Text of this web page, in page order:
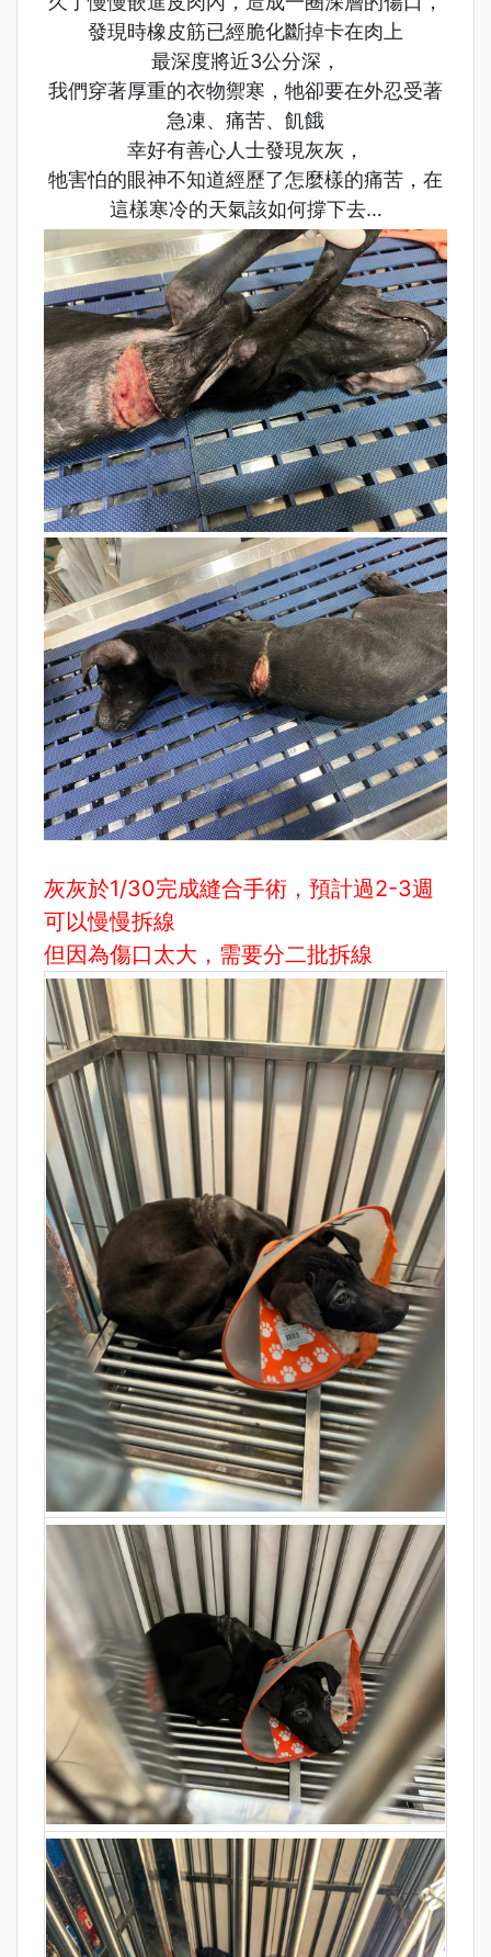
發現時橡皮筋已經脆化斷掉卡在肉上
最深度將近3公分深，
我們穿著厚重的衣物禦寒，牠卻要在外忍受著
急凍、痛苦、飢餓
幸好有善心人士發現灰灰，
牠害怕的眼神不知道經歷了怎麼樣的痛苦，在
這樣寒冷的天氣該如何撐下去…
灰灰於1/30完成縫合手術，預計過2-3週
可以慢慢拆線
但因為傷口太大，需要分二批拆線